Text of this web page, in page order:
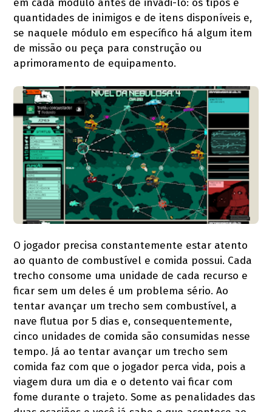
quantidades de inimigos e de itens disponíveis e,
se naquele módulo em específico há algum item
de missão ou peça para construção ou
aprimoramento de equipamento.
O jogador precisa constantemente estar atento
ao quanto de combustível e comida possui. Cada
trecho consome uma unidade de cada recurso e
ficar sem um deles é um problema sério. Ao
tentar avançar um trecho sem combustível, a
nave flutua por 5 dias e, consequentemente,
cinco unidades de comida são consumidas nesse
tempo. Já ao tentar avançar um trecho sem
comida faz com que o jogador perca vida, pois a
viagem dura um dia e o detento vai ficar com
fome durante o trajeto. Some as penalidades das